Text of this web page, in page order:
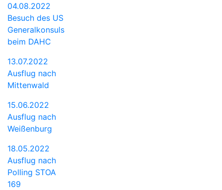
04.08.2022
Besuch des US
Generalkonsuls
beim DAHC
13.07.2022
Ausflug nach
Mittenwald
15.06.2022
Ausflug nach
Weißenburg
18.05.2022
Ausflug nach
Polling STOA
169